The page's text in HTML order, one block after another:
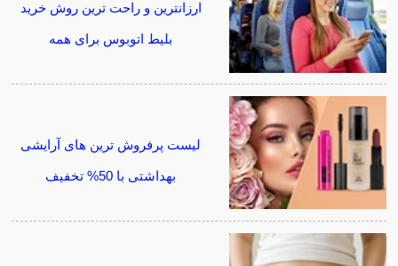
ارزانترین و راحت ترین روش خرید
بلیط اتوبوس برای همه
لیست پرفروش ترین های آرایشی
بهداشتی با 50% تخفیف